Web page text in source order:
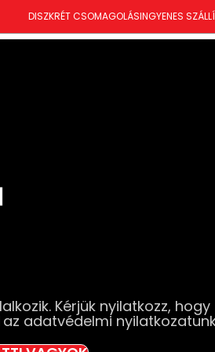
Kérjük nyilatkozz, hogy
adatvédelmi
DISZKRÉT CSOMAGOLÁSINGYENES
Eros Aqua Sensations
Eros Aqua
Elfogyott